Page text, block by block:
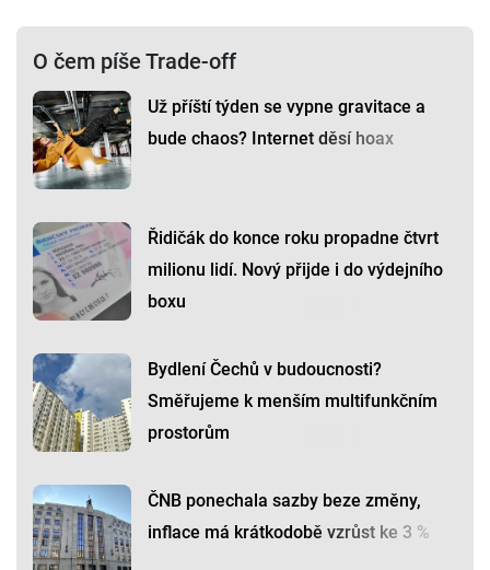
O čem píše Trade-off
Už příští týden se vypne gravitace a
bude chaos? Internet děsí hoax
Řidičák do konce roku propadne čtvrt
milionu lidí. Nový přijde i do výdejního
boxu
Bydlení Čechů v budoucnosti?
Směřujeme k menším multifunkčním
prostorům
ČNB ponechala sazby beze změny,
inflace má krátkodobě vzrůst ke 3 %